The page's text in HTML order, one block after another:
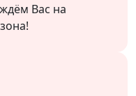
Вас на